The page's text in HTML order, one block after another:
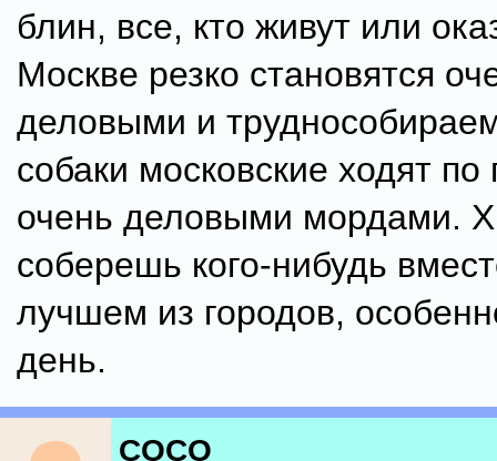
блин, все, кто живут или
Москве резко становятся
деловыми и
собаки московские ходят
очень деловыми мордами.
соберешь кого-нибудь
лучшем из городов,
день.
COCO